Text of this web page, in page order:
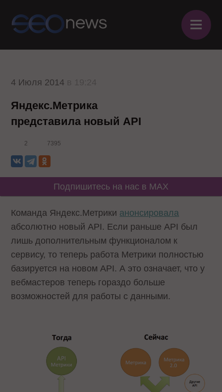
≡
4 Июля 2014
Яндекс.Метрика
представила новый API
2 7395
Подпишитесь на нас в MAX
Команда Яндекс.Метрики анонсировала
абсолютно новый API. Если раньше API был
лишь дополнительным функционалом к
сервису, то теперь работа Метрики полностью
базируется на новом API. А это означает, что у
вебмастеров теперь гораздо больше
возможностей для работы с данными.